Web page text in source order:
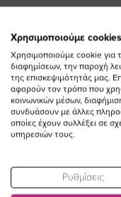
Χρησιμοποιούμε cookies
Χρησιμοποιούμε cookie για
διαφημίσεων, την παροχή
της επισκεψιμότητάς μας.
αφορούν τον τρόπο που
κοινωνικών μέσων,
συνδυάσουν με άλλες
οποίες έχουν συλλέξει σε
υπηρεσιών τους.
Ρυθμίσεις